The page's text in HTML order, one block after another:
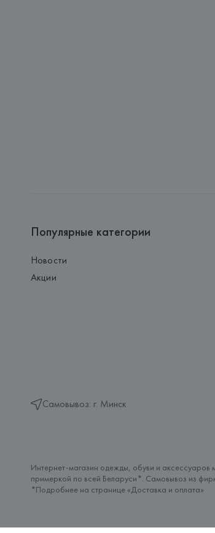
Популярные категории
Новости
Акции
Самовывоз: г. Минск
Интернет-магазин одежды, обуви и аксессуаров
примеркой по всей Беларуси*. Самовывоз из
*Подробнее на странице «Доставка и оплата»